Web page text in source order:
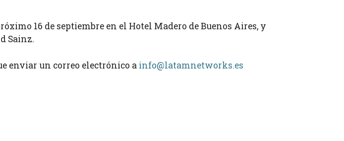
16 de septiembre en el Hotel Madero de Buenos Aires, y
Sainz.
enviar un correo electrónico a info@latamnetworks.es